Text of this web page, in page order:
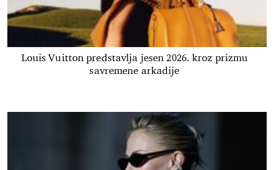
Louis Vuitton predstavlja jesen 2026. kroz prizmu
savremene arkadije